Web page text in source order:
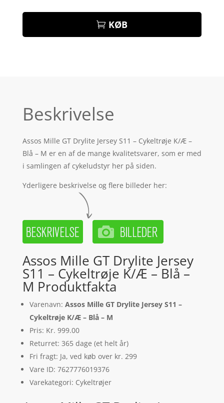
KØB
Beskrivelse
Assos Mille GT Drylite Jersey S11 – Cykeltrøje K/Æ –
Blå – M er en af de mange kvalitetsvarer, som er med
i samlingen af cykeludstyr her på siden.
Yderligere beskrivelse og flere billeder her:
Assos Mille GT Drylite Jersey
S11 – Cykeltrøje K/Æ – Blå –
M Produktfakta
Varenavn: Assos Mille GT Drylite Jersey S11 –
Cykeltrøje K/Æ – Blå – M
Pris: Kr. 999.00
Returret: 365 dage (et helt år)
Fri fragt: Ja, ved køb over kr. 299
Vare ID: 7627776019376
Varekategori: Cykeltrøjer